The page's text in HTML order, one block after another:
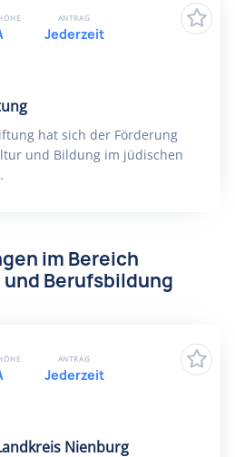
hat sich der Förderung
und Bildung im jüdischen
ANTRAG
Jederzeit
im Bereich
und Berufsbildung
Nienburg
ANTRAG
Jederzeit